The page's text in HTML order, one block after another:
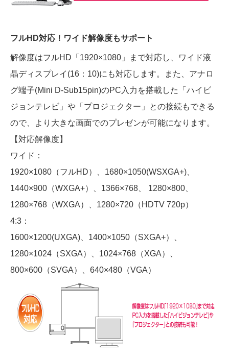
フルHD対応！ワイド解像度もサポート
解像度はフルHD「1920×1080」まで対応し、ワイド液
晶ディスプレイ(16：10)にも対応します。また、アナロ
グ端子(Mini D-Sub15pin)のPC入力を搭載した「ハイビ
ジョンテレビ」や「プロジェクター」との接続もできる
ので、より大きな画面でのプレゼンが可能になります。
【対応解像度】
ワイド：
1920×1080（フルHD）、1680×1050(WSXGA+)、
1440×900（WXGA+）、1366×768、 1280×800、
1280×768（WXGA）、1280×720（HDTV 720p）
4:3：
1600×1200(UXGA)、1400×1050（SXGA+）、
1280×1024（SXGA）、1024×768（XGA）、
800×600（SVGA）、640×480（VGA）